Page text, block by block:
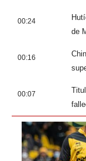
00:24
de
00:16
00:07